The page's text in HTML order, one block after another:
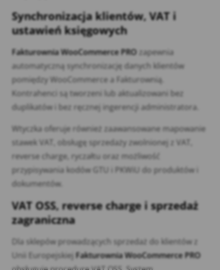
Synchronizacja klientów, VAT i
ustawień księgowych
Fakturownia WooCommerce PRO zapewnia
automatyczną synchronizację danych klientów
pomiędzy WooCommerce a Fakturownią.
Kontrahenci są tworzeni lub aktualizowani bez
duplikatów i bez ręcznej ingerencji administratora.
Wtyczka oferuje również zaawansowane mapowanie
stawek VAT, obsługę sprzedaży zwolnionej z VAT,
reverse charge, ryczałtu oraz możliwość
przypisywania kodów GTU i PKWiU do produktów i
dokumentów.
VAT OSS, reverse charge i sprzedaż
zagraniczna
Dla sklepów prowadzących sprzedaż do klientów z
Unii Europejskiej Fakturownia WooCommerce PRO